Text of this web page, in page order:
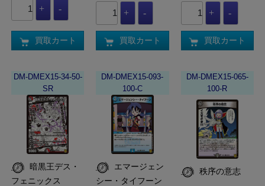
買取カート 買取カート 買取カート
DM-DMEX15-34-50-
SR
フェニックス
DM-DMEX15-093-
100-C
シー・タイフーン
DM-DMEX15-065-
100-R
秩序の意志